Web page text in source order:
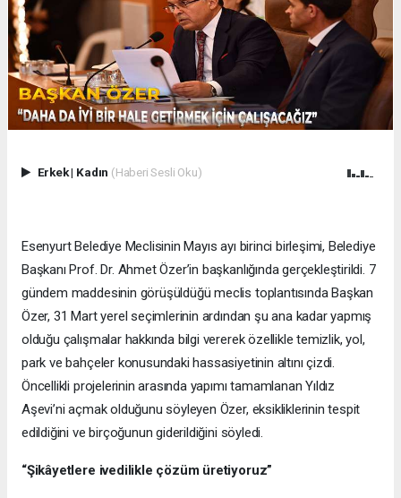
Erkek| Kadın (Haberi Sesli Oku)
Esenyurt Belediye Meclisinin Mayıs ayı birinci birleşimi, Belediye
Başkanı Prof. Dr. Ahmet Özer’in başkanlığında gerçekleştirildi. 7
gündem maddesinin görüşüldüğü meclis toplantısında Başkan
Özer, 31 Mart yerel seçimlerinin ardından şu ana kadar yapmış
olduğu çalışmalar hakkında bilgi vererek özellikle temizlik, yol,
park ve bahçeler konusundaki hassasiyetinin altını çizdi.
Öncellikli projelerinin arasında yapımı tamamlanan Yıldız
Aşevi’ni açmak olduğunu söyleyen Özer, eksikliklerinin tespit
edildiğini ve birçoğunun giderildiğini söyledi.
“Şikâyetlere ivedilikle çözüm üretiyoruz”